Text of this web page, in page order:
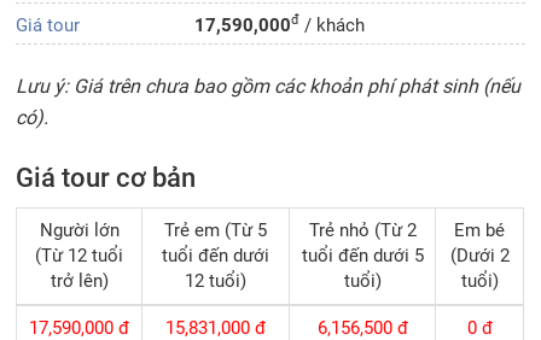
Giá tour
17,590,000đ / khách
Lưu ý: Giá trên chưa bao gồm các khoản phí phát sinh (nếu
có).
Giá tour cơ bản
Người lớn
(Từ 12 tuổi
trở lên)
Trẻ em (Từ 5
tuổi đến dưới
12 tuổi)
Trẻ nhỏ (Từ 2
tuổi đến dưới 5
tuổi)
Em bé
(Dưới 2
tuổi)
17,590,000 đ 15,831,000 đ 6,156,500đ 0đ